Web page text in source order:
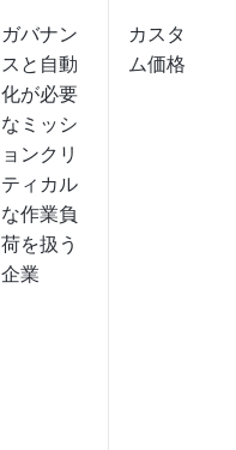
ガバナン
スと自動
化が必要
なミッシ
ョンクリ
ティカル
な作業負
荷を扱う
企業
カスタ
ム価格